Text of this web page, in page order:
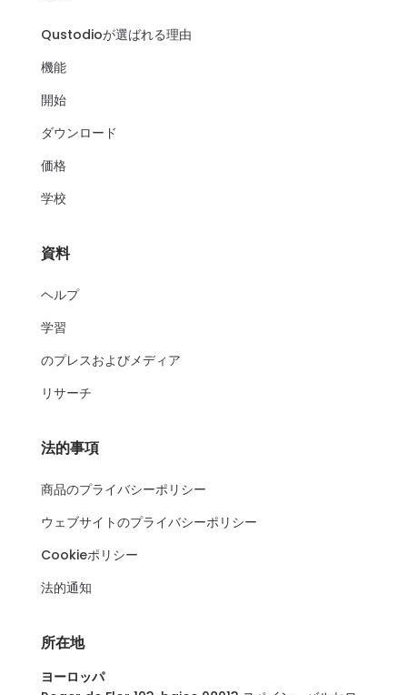
Qustodioが選ばれる理由
機能
開始
ダウンロード
価格
学校
資料
ヘルプ
学習
のプレスおよびメディア
リサーチ
法的事項
商品のプライバシーポリシー
ウェブサイトのプライバシーポリシー
Cookieポリシー
法的通知
所在地
ヨーロッパ